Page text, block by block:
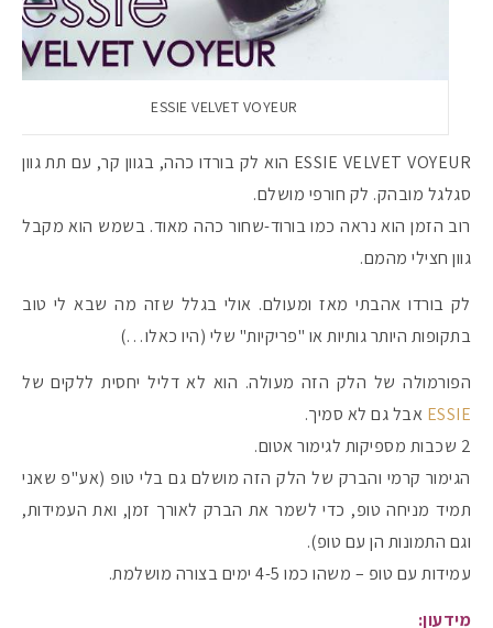
ESSIE VELVET VOYEUR
ESSIE VELVET VOYEUR הוא לק בורדו כהה, בגוון קר, עם תת גוון
סגלגל מובהק. לק חורפי מושלם.
רוב הזמן הוא נראה כמו בורוד-שחור כהה מאוד. בשמש הוא מקבל
גוון חצילי מהמם.
לק בורדו אהבתי מאז ומעולם. אולי בגלל שזה מה שבא לי טוב
בתקופות היותר גותיות או "פריקיות" שלי (היו כאלו…)
הפורמולה של הלק הזה מעולה. הוא לא דליל יחסית ללקים של
ESSIE אבל גם לא סמיך.
2 שכבות מספיקות לגימור אטום.
הגימור קרמי והברק של הלק הזה מושלם גם בלי טופ (אע"פ שאני
תמיד מניחה טופ, כדי לשמר את הברק לאורך זמן, ואת העמידות,
וגם התמונות הן עם טופ).
עמידות עם טופ – משהו כמו 4-5 ימים בצורה מושלמת.
מידעון: